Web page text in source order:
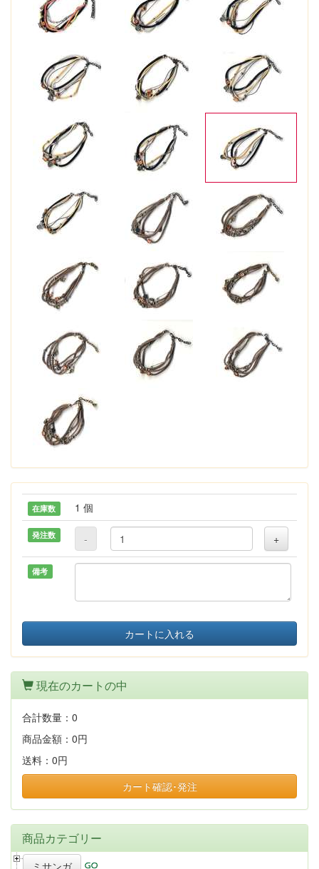
在庫数 1 個
発注数 - +
備考
カートに入れる
現在のカートの中
合計数量： 0
商品金額： 0円
送料： 0円
カート確認･発注
商品カテゴリー
ミサンガ